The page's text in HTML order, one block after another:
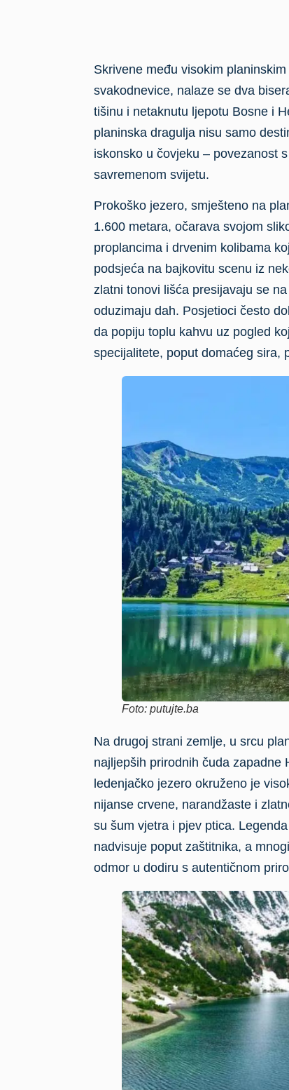
Skrivene među visokim
svakodnevice, nalaze se dva
tišinu i netaknutu ljepotu Bosne i
planinska dragulja nisu samo
iskonsko u čovjeku – povezanost
savremenom svijetu.
Prokoško jezero, smješteno na
1.600 metara, očarava svojom
proplancima i drvenim kolibama
podsjeća na bajkovitu scenu iz
zlatni tonovi lišća presijavaju se
oduzimaju dah. Posjetioci često
da popiju toplu kahvu uz pogled
specijalitete, poput domaćeg sira,
Foto: putujte.ba
Na drugoj strani zemlje, u srcu
najljepših prirodnih čuda zapadne
ledenjačko jezero okruženo je
nijanse crvene, narandžaste i
su šum vjetra i pjev ptica.
nadvisuje poput zaštitnika, a
odmor u dodiru s autentičnom